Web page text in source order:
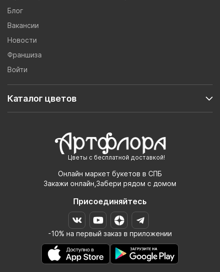
Цветы с бесплатной доставкой!
Онлайн маркет букетов в СПБ
Закажи онлайн,Забери рядом с домом
Присоединяйтесь
-10% на первый заказ в приложении
Блог
Вакансии
Новости
Франшиза
Войти
Каталог цветов